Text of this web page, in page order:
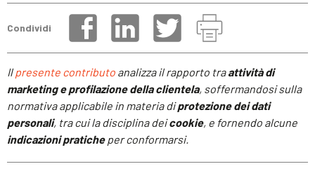
Condividi
Il presente contributo analizza il rapporto traattività di
marketing e profilazione della clientela, soffermandosi sulla
normativa applicabile in materia diprotezione dei dati
personali, tra cui la disciplina deicookie, e fornendo alcune
indicazioni praticheper conformarsi.